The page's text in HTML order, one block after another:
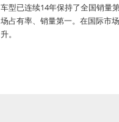
车型已连续14年保持了全国销量
场占有率、销量第一。在国际市
升。